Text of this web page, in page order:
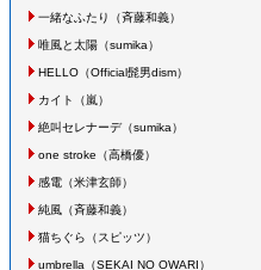
一緒なふたり （斉藤和義）
唯風と太陽（sumika）
HELLO（Official髭男dism）
カイト （嵐）
絶叫セレナーデ（sumika）
one stroke （高橋優）
感電（米津玄師）
純風 （斉藤和義）
猫ちぐら （スピッツ）
umbrella （SEKAI NO OWARI）